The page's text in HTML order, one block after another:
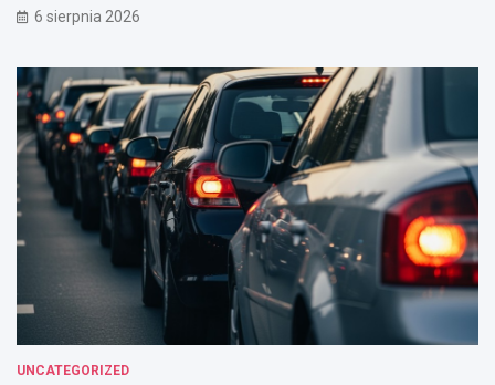
6 sierpnia 2026
UNCATEGORIZED